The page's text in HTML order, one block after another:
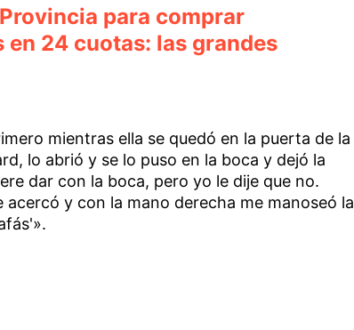
para comprar
24 cuotas: las grandes
mientras ella se quedó en la puerta de la
lo abrió y se lo puso en la boca y dejó la
dar con la boca, pero yo le dije que no.
y con la mano derecha me manoseó la